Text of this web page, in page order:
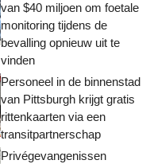
van $40 miljoen om foetale
monitoring tijdens de
bevalling opnieuw uit te
vinden
Personeel in de binnenstad
van Pittsburgh krijgt gratis
rittenkaarten via een
transitpartnerschap
Privégevangenissen